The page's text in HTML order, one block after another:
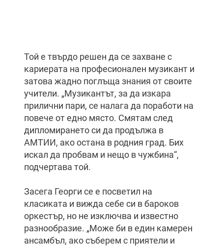
Той е твърдо решен да се захване с
кариерата на професионален музикант и
затова жадно поглъща знания от своите
учители. „Музикантът, за да изкара
прилични пари, се налага да поработи на
повече от едно място. Смятам след
дипломирането си да продължа в
АМТИИ, ако остана в родния град. Бих
искал да пробвам и нещо в чужбина“,
подчертава той.
Засега Георги се е посветил на
класиката и вижда себе си в бароков
оркестър, но не изключва и известно
разнообразие. „Може би в един камерен
ансамбъл, ако съберем с приятели и